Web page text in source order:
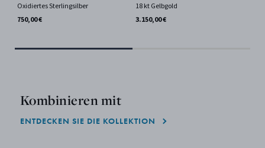
Oxidiertes Sterlingsilber
750,00 €
18 kt Gelbgold
3.150,00 €
Kombinieren mit
ENTDECKEN SIE DIE KOLLEKTION